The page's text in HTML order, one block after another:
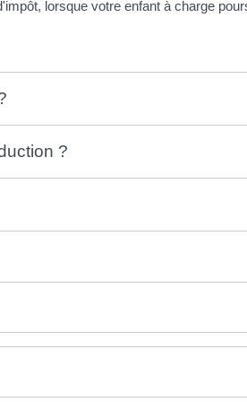
lorsque votre enfant à charge
?